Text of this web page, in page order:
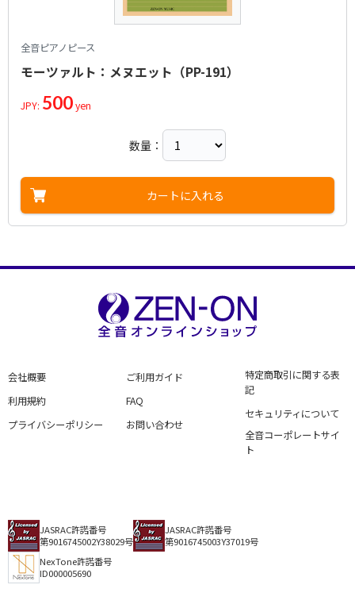
全音ピアノピース
モーツァルト：メヌエット（PP-191）
JPY: 500yen
数量：
カートに入れる
会社概要
利用規約
プライバシーポリシー
ご利用ガイド
FAQ
お問い合わせ
特定商取引に関する表
記
セキュリティについて
全音コーポレートサイ
ト
JASRAC許諾番号
第9016745002Y38029号
JASRAC許諾番号
第9016745003Y37019号
NexTone許諾番号
ID000005690